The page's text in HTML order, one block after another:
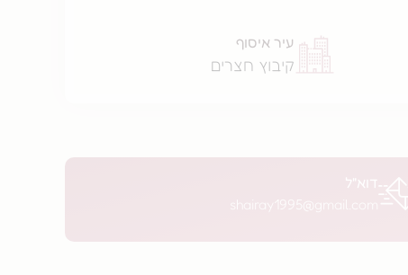
עיר איסוף
קיבוץ חצרים
דוא"ל
shairay1995@gmail.com